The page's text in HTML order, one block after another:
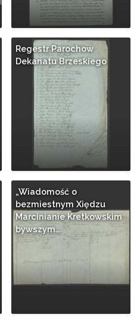
Regestr Parochow
Dekanatu Brzeskiego
„Wiadomość o
bezmiestnym Xiędzu
Marcinianie Kretkowskim
bywszym…